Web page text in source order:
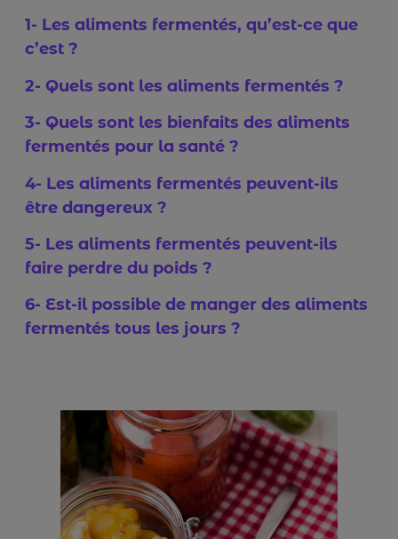
1- Les aliments fermentés, qu’est-ce que
c’est ?
2- Quels sont les aliments fermentés ?
3- Quels sont les bienfaits des aliments
fermentés pour la santé ?
4- Les aliments fermentés peuvent-ils
être dangereux ?
5- Les aliments fermentés peuvent-ils
faire perdre du poids ?
6- Est-il possible de manger des aliments
fermentés tous les jours ?